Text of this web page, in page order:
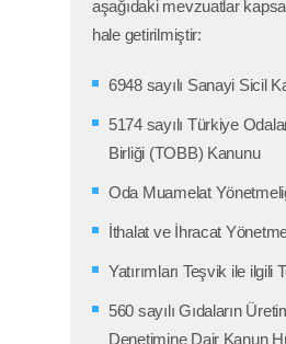
aşağıdaki mevzuatlar
hale getirilmiştir:
6948 sayılı Sanayi Sicil
5174 sayılı Türkiye
Birliği (TOBB) Kanunu
Oda Muamelat
İthalat ve İhracat
Yatırımları Teşvik ile ilgili
560 sayılı Gıdaların
Denetimine Dair Kanun